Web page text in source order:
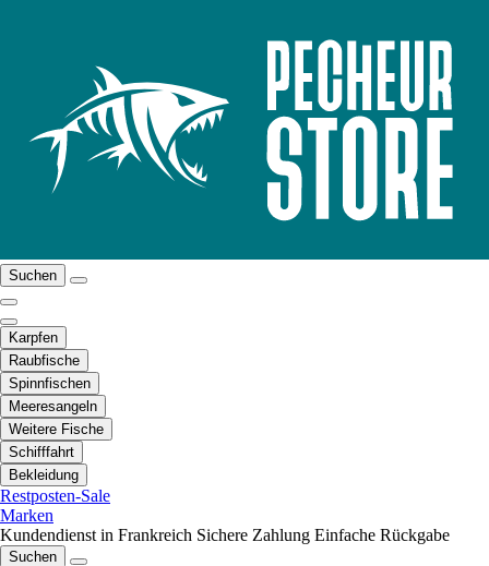
Suchen
Karpfen
Raubfische
Spinnfischen
Meeresangeln
Weitere Fische
Schifffahrt
Bekleidung
Restposten-Sale
Marken
Kundendienst in Frankreich Sichere Zahlung Einfache Rückgabe
Suchen